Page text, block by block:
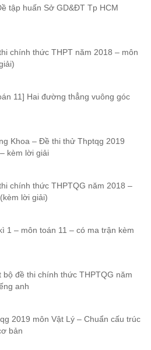
tập huấn Sở GD&ĐT Tp HCM
chính thức THPT năm 2018 – môn
11] Hai đường thẳng vuông góc
Khoa – Đề thi thử Thptqg 2019
kèm lời giải
chính thức THPTQG năm 2018 –
lời giải)
1 – môn toán 11 – có ma trận kèm
bộ đề thi chính thức THPTQG năm
anh
2019 môn Vật Lý – Chuẩn cấu trúc
bản